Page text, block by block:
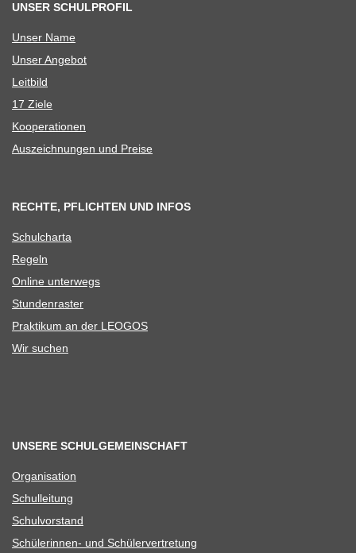
UNSER SCHULPROFIL
Unser Name
Unser Ange­bot
Leit­bild
17 Ziele
Koope­ra­tio­nen
Aus­zeich­nun­gen und Preise
RECHTE, PFLICHTEN UND INFOS
Schul­charta
Regeln
Online unter­wegs
Stun­den­ras­ter
Prak­ti­kum an der LEOGOS
Wir suchen
UNSERE SCHULGEMEINSCHAFT
Orga­ni­sa­tion
Schul­lei­tung
Schul­vor­stand
Schü­le­rin­nen- und Schülervertretung